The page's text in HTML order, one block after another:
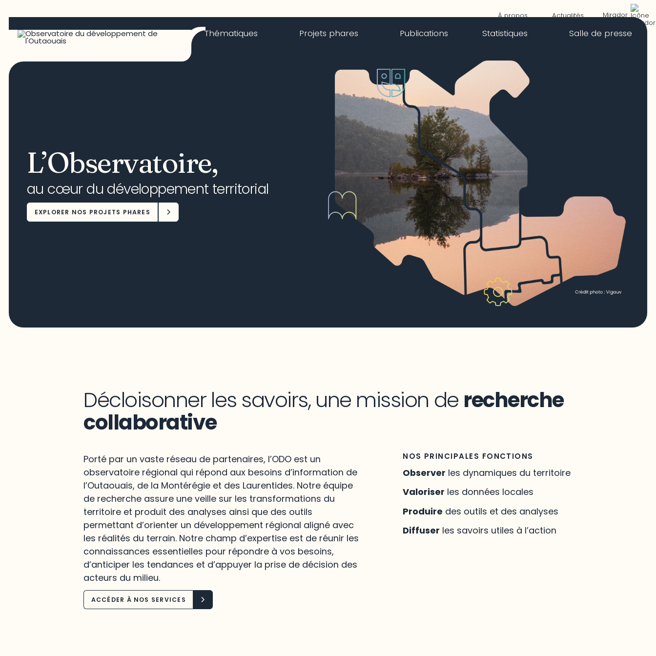
À propos Actualités Mirador
Thématiques Projets phares Publications Statistiques Salle de presse
L’Observatoire,
au cœur du développement territorial
EXPLORER NOS PROJETS PHARES
Décloisonner les savoirs, une mission de recherche
collaborative
Porté par un vaste réseau de partenaires, l’ODO est un
observatoire régional qui répond aux besoins d’information de
l’Outaouais, de la Montérégie et des Laurentides. Notre équipe
de recherche assure une veille sur les transformations du
territoire et produit des analyses ainsi que des outils
permettant d’orienter un développement régional aligné avec
les réalités du terrain. Notre champ d’expertise est de réunir les
connaissances essentielles pour répondre à vos besoins,
d’anticiper les tendances et d’appuyer la prise de décision des
acteurs du milieu.
ACCÉDER À NOS SERVICES
NOS PRINCIPALES FONCTIONS
Observer les dynamiques du territoire
Valoriser les données locales
Produire des outils et des analyses
Diffuser les savoirs utiles à l’action